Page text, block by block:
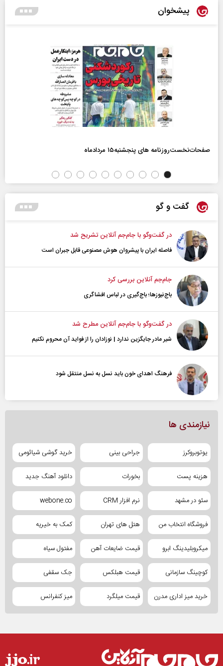
پیشخوان
صفحات‌نخست‌روزنامه ها‌ی پنجشنبه‌۱۵ مردادماه
گفت و گو
در گفت‌و‌گو با جام‌جم آنلاین تشریح شد
فاصله ایران با پیشرو‌ان هوش مصنوعی قابل جبران است
جام‌جم آنلاین بررسی کرد
باج‌نیوزها؛ باج‌گیری در لباس افشاگری
در گفت‌و‌گو با جام‌جم آنلاین مطرح شد
شیر مادر جایگزین ندارد | نوزادان را از فواید آن محروم نکنیم
فرهنگ اهدای خون باید نسل به نسل منتقل شود
نیازمندی ها
یوتوبروکرز جراحی بینی خرید گوشی شیائومی
هزینه پست بخورات دانلود آهنگ جدید
سئو در مشهد نرم افزار CRM webone.co
فروشگاه انتخاب من هتل های تهران کمک به خیریه
میکروبلیدینگ ابرو قیمت ضایعات آهن مفتول سیاه
کوچینگ سازمانی قیمت هبلکس جک سقفی
خرید میز اداری مدرن قیمت میلگرد میز کنفرانس